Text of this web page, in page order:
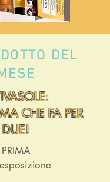
DEL
CHE FA PER
DUE!
PRIMA